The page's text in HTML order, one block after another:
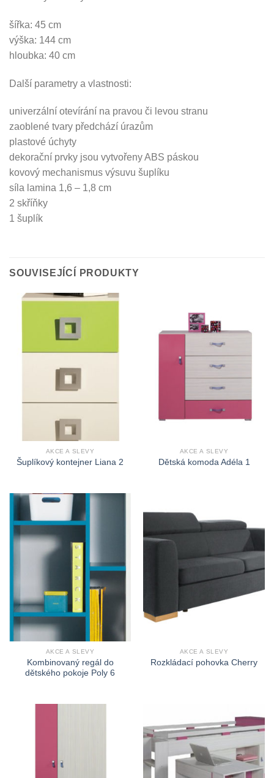
šířka: 45 cm
výška: 144 cm
hloubka: 40 cm
Další parametry a vlastnosti:
univerzální otevírání na pravou či levou stranu
zaoblené tvary předchází úrazům
plastové úchyty
dekorační prvky jsou vytvořeny ABS páskou
kovový mechanismus výsuvu šuplíku
síla lamina 1,6 – 1,8 cm
2 skříňky
1 šuplík
SOUVISEJÍCÍ PRODUKTY
AKCE A SLEVY
Šuplíkový kontejner Liana 2
AKCE A SLEVY
Dětská komoda Adéla 1
AKCE A SLEVY
Kombinovaný regál do
dětského pokoje Poly 6
AKCE A SLEVY
Rozkládací pohovka Cherry